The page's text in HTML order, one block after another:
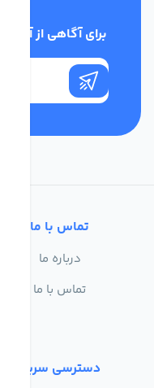
برای آگاهی از
تماس با ما
درباره ما
تماس با ما
دسترسی سریع